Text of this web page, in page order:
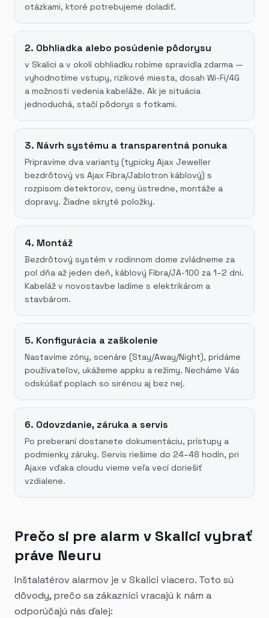
otázkami, ktoré potrebujeme doladiť.
2. Obhliadka alebo posúdenie pôdorysu
v Skalici a v okolí obhliadku robíme spravidla zdarma —
vyhodnotíme vstupy, rizikové miesta, dosah Wi-Fi/4G
a možnosti vedenia kabeláže. Ak je situácia
jednoduchá, stačí pôdorys s fotkami.
3. Návrh systému a transparentná ponuka
Pripravíme dva varianty (typicky Ajax Jeweller
bezdrôtový vs Ajax Fibra/Jablotron káblový) s
rozpisom detektorov, ceny ústredne, montáže a
dopravy. Žiadne skryté položky.
4. Montáž
Bezdrôtový systém v rodinnom dome zvládneme za
pol dňa až jeden deň, káblový Fibra/JA-100 za 1–2 dni.
Kabeláž v novostavbe ladíme s elektrikárom a
stavbárom.
5. Konfigurácia a zaškolenie
Nastavíme zóny, scenáre (Stay/Away/Night), pridáme
používateľov, ukážeme appku a režimy. Necháme Vás
odskúšať poplach so sirénou aj bez nej.
6. Odovzdanie, záruka a servis
Po preberaní dostanete dokumentáciu, prístupy a
podmienky záruky. Servis riešime do 24–48 hodín, pri
Ajaxe vďaka cloudu vieme veľa vecí doriešiť
vzdialene.
Prečo si pre alarm v Skalici vybrať
práve Neuru
Inštalatérov alarmov je v Skalici viacero. Toto sú
dôvody, prečo sa zákazníci vracajú k nám a
odporúčajú nás ďalej: